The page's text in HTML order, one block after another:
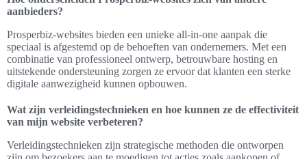
mobielvriendelijke website?
Een mobielvriendelijke website is ontworpen om goed te
functioneren op mobiele apparaten, waardoor gebruikers een
optimale ervaring krijgen. Belangrijke kenmerken zijn responsief
ontwerp, snelle laadtijden, en intuïtieve navigatie, die allemaal
bijdragen aan een hogere conversie.
Hoe onderscheiden Prosperbiz-websites zich van andere
aanbieders?